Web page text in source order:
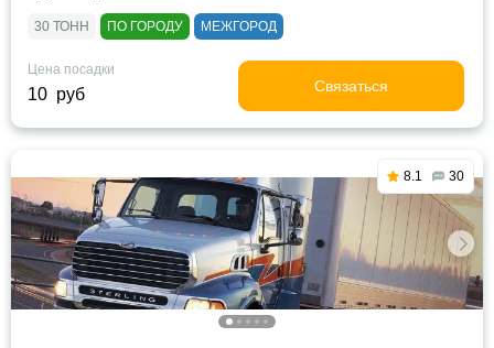
30 ТОНН ПО ГОРОДУ МЕЖГОРОД
Цена посадки
10 руб Связаться
8.1 30